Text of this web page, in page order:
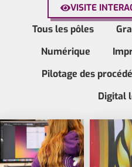
VISITE
Tous les pôles
Numérique
Pilotage des
Digital